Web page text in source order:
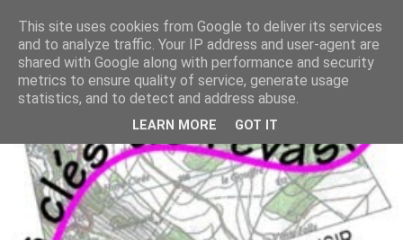
This site uses cookies from Google to deliver its services
and to analyze traffic. Your IP address and user-agent are
shared with Google along with performance and security
metrics to ensure quality of service, generate usage
statistics, and to detect and address abuse.
LEARN MORE GOT IT